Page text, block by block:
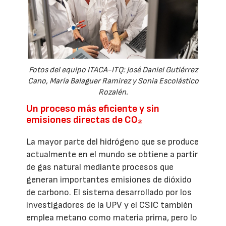
Fotos del equipo ITACA-ITQ: José Daniel Gutiérrez
Cano, María Balaguer Ramirez y Sonia Escolástico
Rozalén.
Un proceso más eficiente y sin
emisiones directas de CO₂
La mayor parte del hidrógeno que se produce
actualmente en el mundo se obtiene a partir
de gas natural mediante procesos que
generan importantes emisiones de dióxido
de carbono. El sistema desarrollado por los
investigadores de la UPV y el CSIC también
emplea metano como materia prima, pero lo